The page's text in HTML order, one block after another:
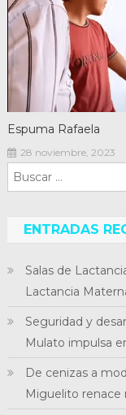
Espuma Rafaela
28 noviembre, 2023
ENTRADAS
Salas de
Lactancia
Seguridad y
Mulato impulsa
De cenizas a
Miguelito